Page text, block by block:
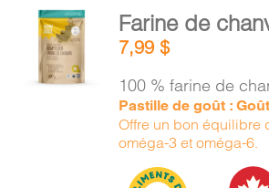
AJOUTER
AU
PANIER
/
Farine de
7,99$
100 % farine de
Pastille de goût :
Offre un bon équilibre
oméga-3 et oméga-6.